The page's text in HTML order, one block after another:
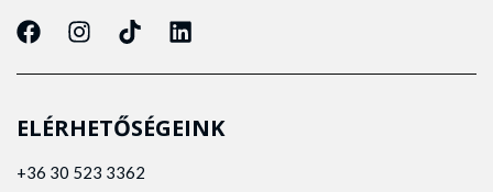
ELÉRHETŐSÉGEINK
+36 30 523 3362